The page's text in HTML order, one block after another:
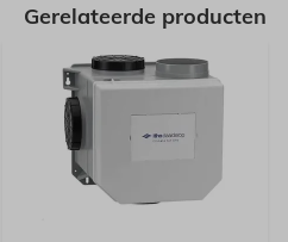
Gerelateerde producten